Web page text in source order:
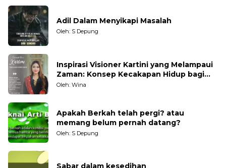
Adil Dalam Menyikapi Masalah
Oleh: S Depung
Inspirasi Visioner Kartini yang Melampaui
Zaman: Konsep Kecakapan Hidup bagi
Generasi Muda
Oleh: Wina
Apakah Berkah telah pergi? atau
memang belum pernah datang?
Oleh: S Depung
Sabar dalam kesedihan